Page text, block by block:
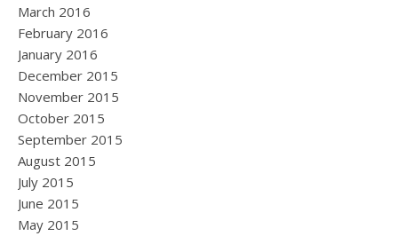
March 2016
February 2016
January 2016
December 2015
November 2015
October 2015
September 2015
August 2015
July 2015
June 2015
May 2015